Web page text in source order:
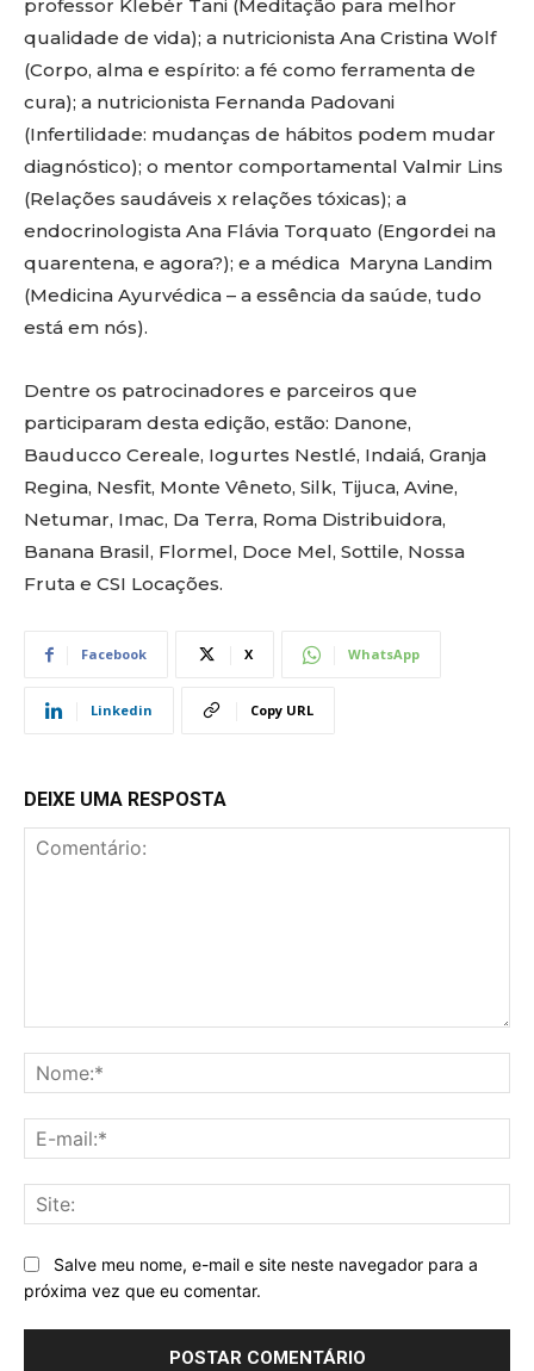
professor Klebér Tani (Meditação para melhor
qualidade de vida); a nutricionista Ana Cristina Wolf
(Corpo, alma e espírito: a fé como ferramenta de
cura); a nutricionista Fernanda Padovani
(Infertilidade: mudanças de hábitos podem mudar
diagnóstico); o mentor comportamental Valmir Lins
(Relações saudáveis x relações tóxicas); a
endocrinologista Ana Flávia Torquato (Engordei na
quarentena, e agora?); e a médica Maryna Landim
(Medicina Ayurvédica – a essência da saúde, tudo
está em nós).
Dentre os patrocinadores e parceiros que
participaram desta edição, estão: Danone,
Bauducco Cereale, Iogurtes Nestlé, Indaiá, Granja
Regina, Nesfit, Monte Vêneto, Silk, Tijuca, Avine,
Netumar, Imac, Da Terra, Roma Distribuidora,
Banana Brasil, Flormel, Doce Mel, Sottile, Nossa
Fruta e CSI Locações.
Facebook X WhatsApp
Linkedin Copy URL
DEIXE UMA RESPOSTA
Salve meu nome, e-mail e site neste navegador para a
próxima vez que eu comentar.